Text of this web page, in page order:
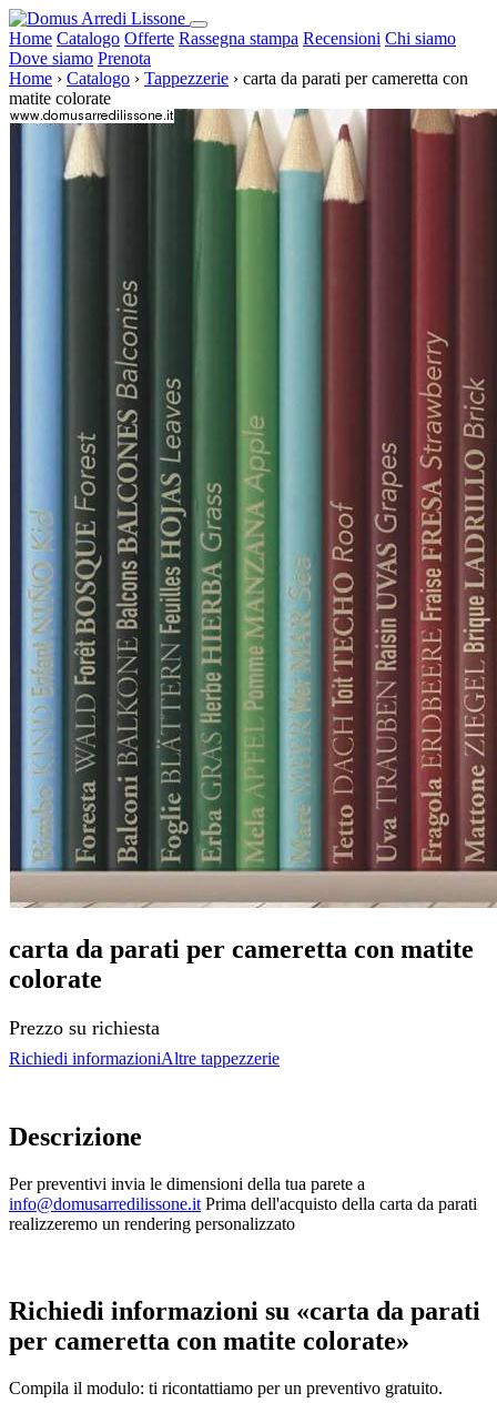
Home Catalogo Offerte Rassegna stampa Recensioni Chi siamo
Dove siamo Prenota
Home › Catalogo › Tappezzerie › carta da parati per cameretta con
matite colorate
carta da parati per cameretta con matite
colorate
Prezzo su richiesta
Richiedi informazioniAltre tappezzerie
Descrizione
Per preventivi invia le dimensioni della tua parete a
info@domusarredilissone.it Prima dell'acquisto della carta da parati
realizzeremo un rendering personalizzato
Richiedi informazioni su «carta da parati
per cameretta con matite colorate»
Compila il modulo: ti ricontattiamo per un preventivo gratuito.